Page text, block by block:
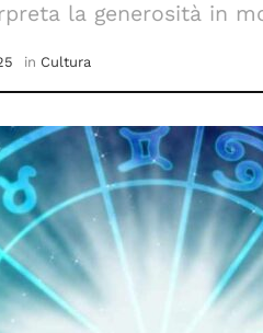
la generosità in
in Cultura